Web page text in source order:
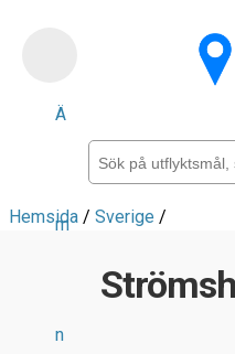
Ä
m
n
Hemsida / Sverige /